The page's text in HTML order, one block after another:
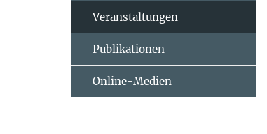
Veranstaltungen
Publikationen
Online-Medien